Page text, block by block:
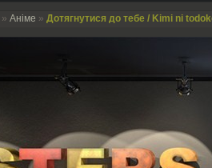
» Аніме » Дотягнутися до тебе / Kimi ni